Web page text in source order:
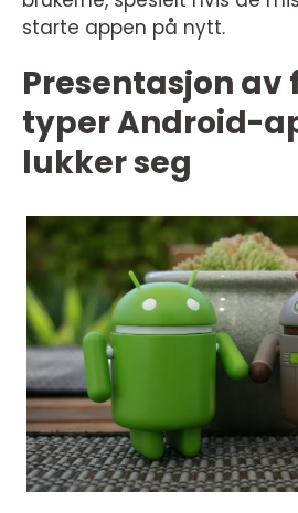
starte appen på nytt.
Presentasjon
typer Android-
lukker seg